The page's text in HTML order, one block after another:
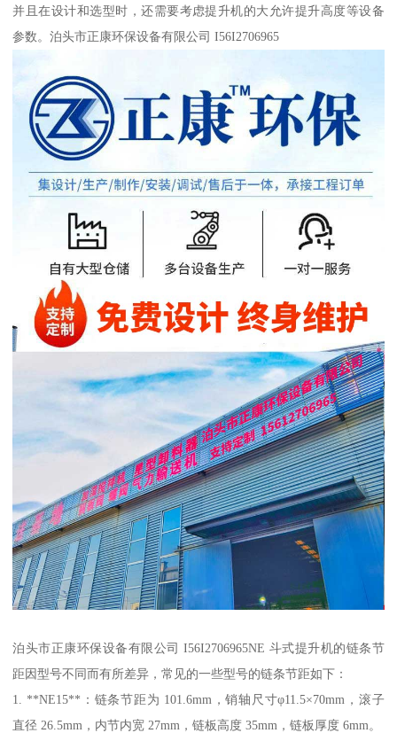
并且在设计和选型时，还需要考虑提升机的大允许提升高度等设备
参数。泊头市正康环保设备有限公司 I56I2706965
泊头市正康环保设备有限公司 I56I2706965NE 斗式提升机的链条节
距因型号不同而有所差异，常见的一些型号的链条节距如下：
1. **NE15**：链条节距为 101.6mm，销轴尺寸φ11.5×70mm，滚子
直径 26.5mm，内节内宽 27mm，链板高度 35mm，链板厚度 6mm。